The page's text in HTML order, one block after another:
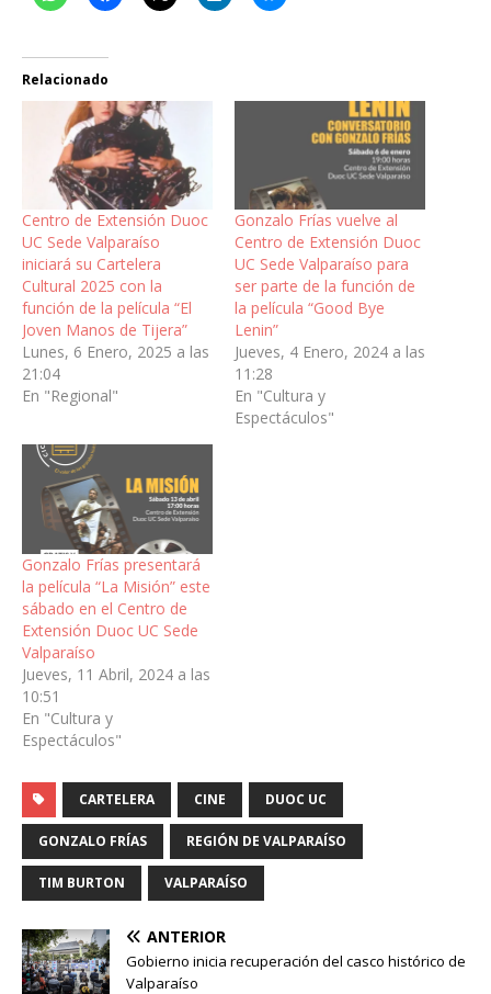
Relacionado
Centro de Extensión Duoc
UC Sede Valparaíso
iniciará su Cartelera
Cultural 2025 con la
función de la película “El
Joven Manos de Tijera”
Lunes, 6 Enero, 2025 a las
21:04
En "Regional"
Gonzalo Frías vuelve al
Centro de Extensión Duoc
UC Sede Valparaíso para
ser parte de la función de
la película “Good Bye
Lenin”
Jueves, 4 Enero, 2024 a las
11:28
En "Cultura y
Espectáculos"
Gonzalo Frías presentará
la película “La Misión” este
sábado en el Centro de
Extensión Duoc UC Sede
Valparaíso
Jueves, 11 Abril, 2024 a las
10:51
En "Cultura y
Espectáculos"
CARTELERA CINE DUOC UC
GONZALO FRÍAS REGIÓN DE VALPARAÍSO
TIM BURTON VALPARAÍSO
ANTERIOR
Gobierno inicia recuperación del casco histórico de
Valparaíso